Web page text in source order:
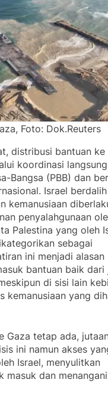
Foto: Dok.Reuters
distribusi bantuan ke
koordinasi langsung
Bangsa (PBB) dan
Israel berdalih
kemanusiaan
penyalahgunaan
Palestina yang oleh
sebagai
ini menjadi alasan
bantuan baik dari
di sisi lain
kemanusiaan yang
Gaza tetap ada,
ini namun akses
Israel, menyulitkan
masuk dan